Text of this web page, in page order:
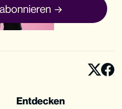
Entdecken